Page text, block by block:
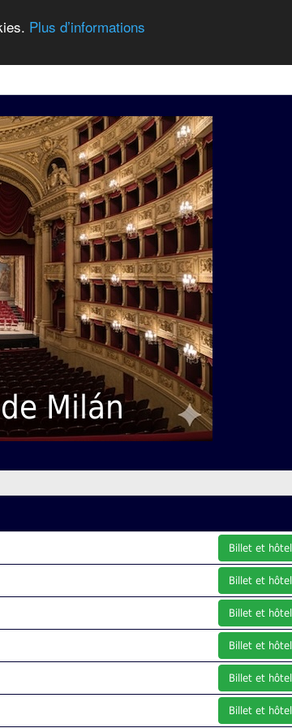
Plus d’informations
Milán
Billet et hôtel
Billet et hôtel
Billet et hôtel
Billet et hôtel
Billet et hôtel
Billet et hôtel